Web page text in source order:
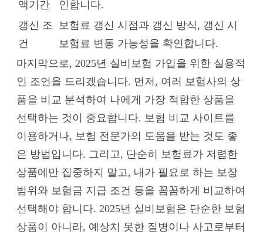
액기간
인합니다.
갱신 조
건
보험료 갱신 시점과 갱신 방식, 갱신 시
보험료 변동 가능성을 확인합니다.
마지막으로, 2025년 실비보험 가입을 위한 실용적
인 조언을 드리겠습니다. 먼저, 여러 보험사의 상
품을 비교 분석하여 나에게 가장 적합한 상품을
선택하는 것이 중요합니다. 보험 비교 사이트를
이용하거나, 보험 전문가의 도움을 받는 것도 좋
은 방법입니다. 그리고, 단순히 보험료가 저렴한
상품에만 집중하지 말고, 내가 필요로 하는 보장
범위와 보험금 지급 조건 등을 꼼꼼하게 비교하여
선택해야 합니다. 2025년 실비보험은 단순한 보험
상품이 아니라, 예상치 못한 질병이나 사고로부터